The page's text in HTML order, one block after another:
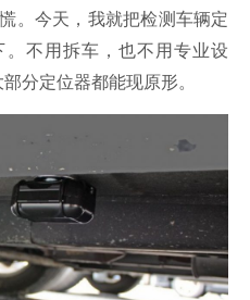
。今天，我就把检测车辆定
不用拆车，也不用专业设
分定位器都能现原形。